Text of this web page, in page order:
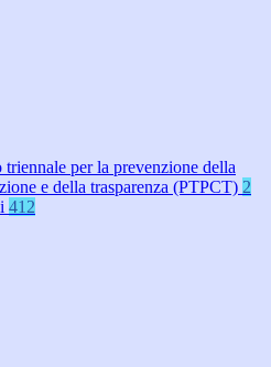
triennale per la prevenzione della
e della trasparenza (PTPCT) 2
412